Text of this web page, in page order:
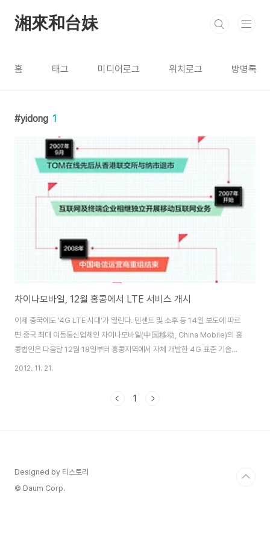
湘來和台妹
홈 태그 미디어로그 위치로그 방명록
yidong 1
차이나모바일, 12월 홍콩에서 LTE 서비스 개시
이제 중국에도 '4G LTE 시대'가 열린다. 텐센트 및 소후 등 14일 보도에 따르
면 중국 최대 이동통신업체인 차이나모바일(中国移动, China Mobile)의 홍
콩법인은 다음달 12월 18일부터 홍콩지역에서 자체 개발한 4G 표준 기술인
TD-LTE 서비스를 정식으로 상용화한다. 차이나모바일에 따르면 연초에 홍콩
지난 4월말부터 FDD 방식을 이용한 4G LTE 서비스를 시작했다. SKT, KT,
2012. 11. 21.
1
Designed by 티스토리
© Daum Corp.